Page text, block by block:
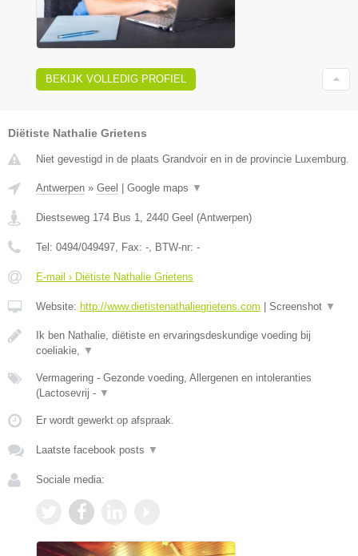
BEKIJK VOLLEDIG PROFIEL
Diëtiste Nathalie Grietens
Niet gevestigd in de plaats Grandvoir en in de provincie Luxemburg.
Antwerpen » Geel | Google maps ▼
Diestseweg 174 Bus 1 2440 Geel (Antwerpen)
Tel: 0494/049497 , Fax: - , BTW-nr: -
E-mail › Diëtiste Nathalie Grietens
Website: http://www.dietistenathaliegrietens.com | Screenshot ▼
Ik ben Nathalie, diëtiste en ervaringsdeskundige voeding bij
coeliakie,
▼
Vermagering - Gezonde voeding, Allergenen en intoleranties
(Lactosevrij - ▼
Er wordt gewerkt op afspraak.
Laatste facebook posts ▼
Sociale media: